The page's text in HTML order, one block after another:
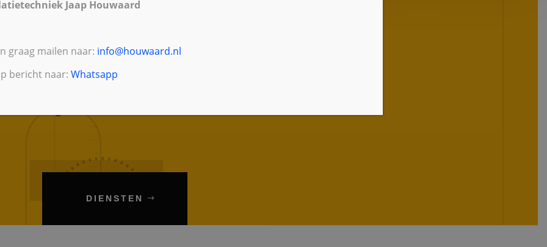
levert als allround installateur
voor zowel nieuwbouw-,
Uiteraard leveren wij ook het
uit het assortiment van
Geberit, Grohe, Abb Haf, Opple,
via onze groothandels uit voorraad
DIENSTEN
Jaap Houwaard
graag mailen naar: info@houwaard.nl
bericht naar: Whatsapp